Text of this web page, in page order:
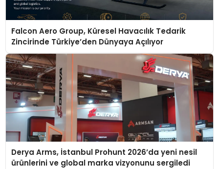
Falcon Aero Group, Küresel Havacılık Tedarik
Zincirinde Türkiye’den Dünyaya Açılıyor
Derya Arms, İstanbul Prohunt 2026’da yeni nesil
ürünlerini ve global marka vizyonunu sergiledi